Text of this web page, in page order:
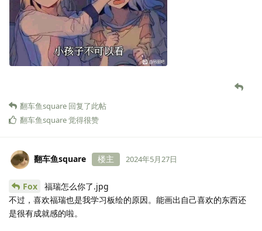
翻车鱼square 回复了此帖
翻车鱼square觉得很赞
翻车鱼square 楼主 2024年5月27日
Fox
福瑞怎么你了.jpg
不过，喜欢福瑞也是我学习板绘的原因。能画出自己喜欢的东西还
是很有成就感的啦。